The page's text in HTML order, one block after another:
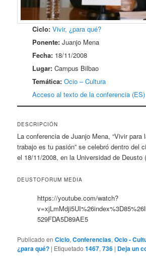
Ciclo: Vivir, ¿para qué?
Ponente: Juanjo Mena
Fecha: 18/11/2008
Lugar: Campus Bilbao
Temática: Ocio – Cultura
Acceso al texto de la conferencia (ES)
DESCRIPCIÓN
La conferencia de Juanjo Mena, “Vivir para
trabajo es tu pasión” se celebró dentro del
el 18/11/2008, en la Universidad de Deusto
DEUSTOFORUM MEDIA
https://youtube.com/watch?
529FDA5D89AE5
Publicado en Ciclo,Conferencias,Ocio -
¿para qué? | Etiquetado 1467,736 | Deja un